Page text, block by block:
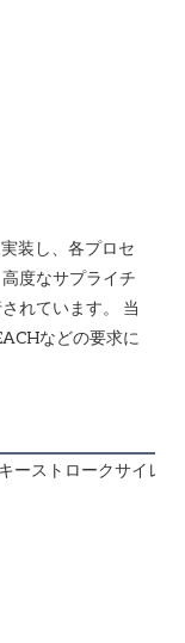
装し、各プロセ
度なサプライチ
れています。 当
などの要求に